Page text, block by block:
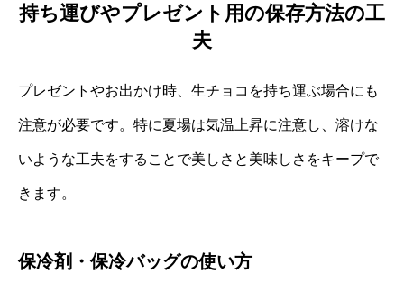
持ち運びやプレゼント用の保存方法の工
夫
プレゼントやお出かけ時、生チョコを持ち運ぶ場合にも
注意が必要です。特に夏場は気温上昇に注意し、溶けな
いような工夫をすることで美しさと美味しさをキープで
きます。
保冷剤・保冷バッグの使い方